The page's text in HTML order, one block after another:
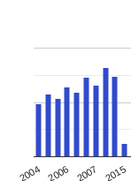
2004 2006 2007 2015